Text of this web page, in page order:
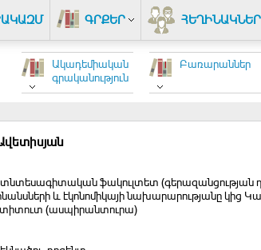
ԳՐՔԵՐ ՀԵՂԻՆԱԿՆԵՐ
Բառարաններ
Ակադեմիական
գրականություն
ֆակուլտետ (գերազանցության
և էկոնոմիկայի նախարարությանը
(ասպիրանտուրա)